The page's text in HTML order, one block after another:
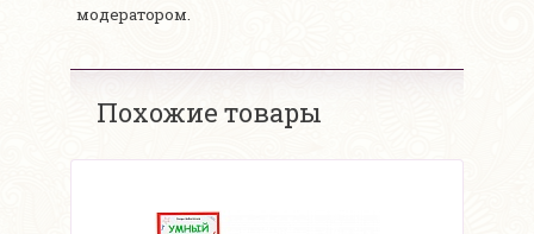
модератором.
Похожие товары